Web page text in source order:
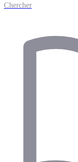
Chercher